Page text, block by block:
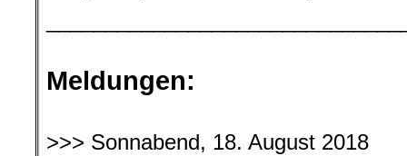
Meldungen:
>>> Sonnabend, 18. August 2018